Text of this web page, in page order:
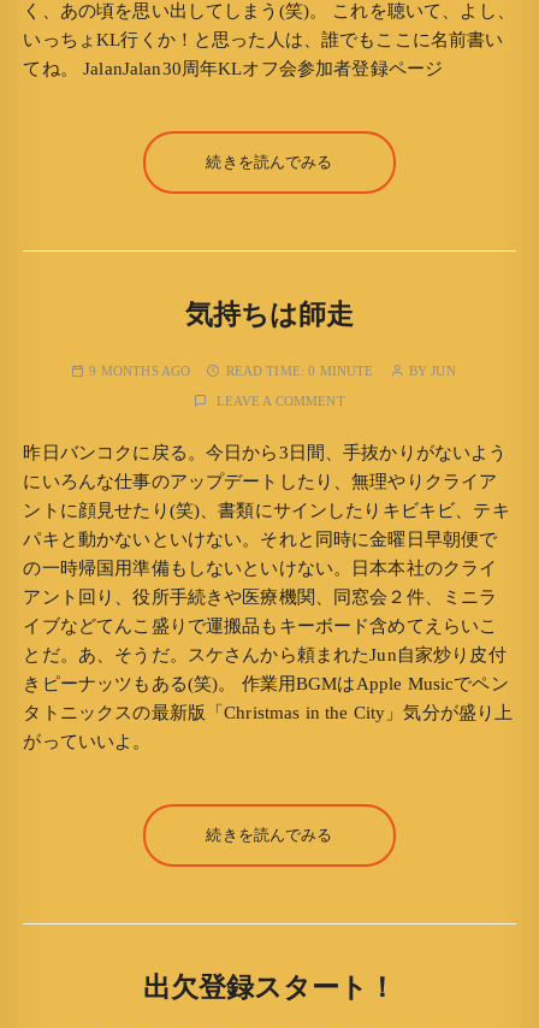
く、あの頃を思い出してしまう(笑)。 これを聴いて、よし、
いっちょKL行くか！と思った人は、誰でもここに名前書い
てね。 JalanJalan30周年KLオフ会参加者登録ページ
続きを読んでみる
気持ちは師走
9 MONTHS AGO READ TIME:0 MINUTE BYJUN
LEAVE A COMMENT
昨日バンコクに戻る。今日から3日間、手抜かりがないよう
にいろんな仕事のアップデートしたり、無理やりクライア
ントに顔見せたり(笑)、書類にサインしたりキビキビ、テキ
パキと動かないといけない。それと同時に金曜日早朝便で
の一時帰国用準備もしないといけない。日本本社のクライ
アント回り、役所手続きや医療機関、同窓会２件、ミニラ
イブなどてんこ盛りで運搬品もキーボード含めてえらいこ
とだ。あ、そうだ。スケさんから頼まれたJun自家炒り皮付
きピーナッツもある(笑)。 作業用BGMはApple Musicでペン
タトニックスの最新版「Christmas in the City」気分が盛り上
がっていいよ。
続きを読んでみる
出欠登録スタート！